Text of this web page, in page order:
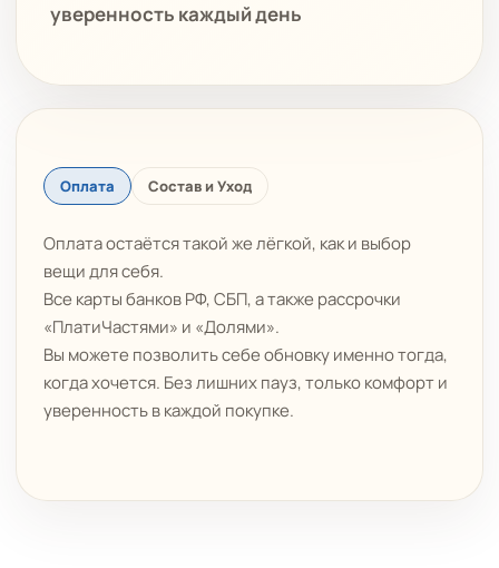
уверенность каждый день
Оплата Состав и Уход
Оплата остаётся такой же лёгкой, как и выбор
вещи для себя.
Все карты банков РФ, СБП, а также рассрочки
«ПлатиЧастями» и «Долями».
Вы можете позволить себе обновку именно тогда,
когда хочется. Без лишних пауз, только комфорт и
уверенность в каждой покупке.